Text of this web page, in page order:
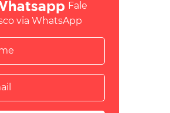
Fale
via WhatsApp